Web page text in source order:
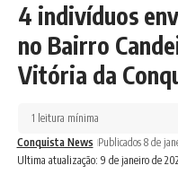
4 indivíduos
no Bairro
Vitória da
Ultima atualização: 9 de janeiro de
Conquista News Publicados 8 de
1 leitura mínima